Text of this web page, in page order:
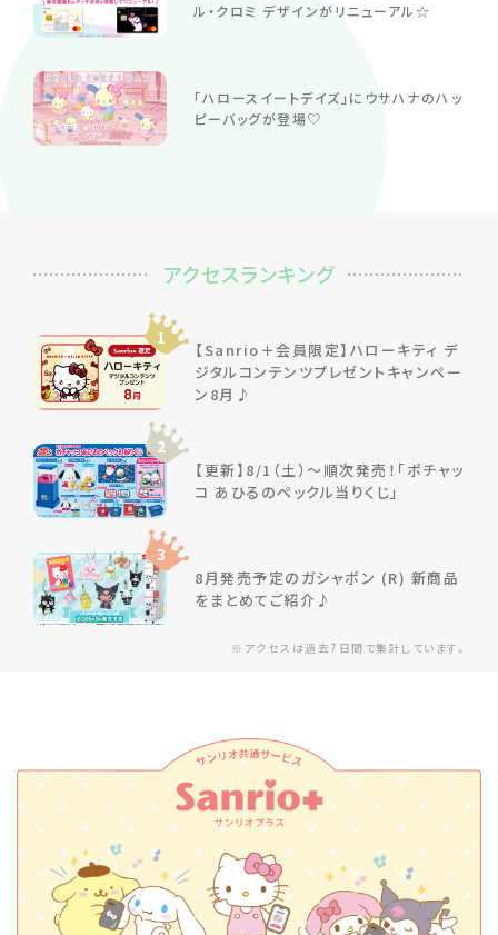
ル・クロミ デザインがリニューアル☆
「ハロースイートデイズ」にウサハナのハッ
ピーバッグが登場♡
※アクセスは過去7日間で集計しています。
アクセスランキング
1
【Sanrio＋会員限定】ハローキティ デ
ジタルコンテンツプレゼントキャンペー
ン8月♪
2
【更新】8/1（土）～順次発売！「ポチャッ
コ あひるのペックル当りくじ」
3
8月発売予定のガシャポン (R) 新商品
をまとめてご紹介♪